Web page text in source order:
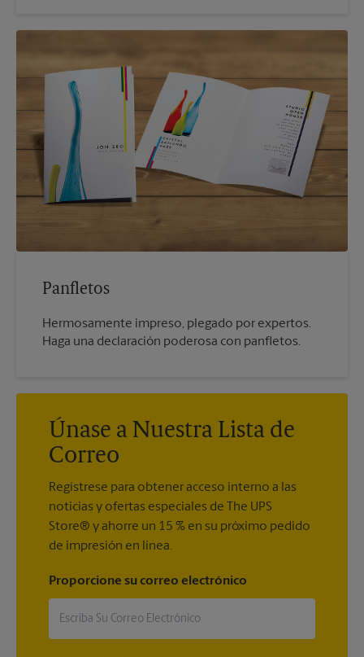
Panfletos
Hermosamente impreso, plegado por expertos.
Haga una declaración poderosa con panfletos.
Únase a Nuestra Lista de
Correo
Regístrese para obtener acceso interno a las
noticias y ofertas especiales de The UPS
Store® y ahorre un 15 % en su próximo pedido
de impresión en línea.
Proporcione su correo electrónico